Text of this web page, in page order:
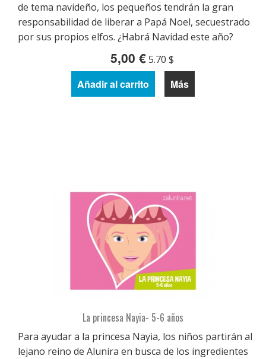
de tema navideño, los pequeños tendrán la gran
responsabilidad de liberar a Papá Noel, secuestrado
por sus propios elfos. ¿Habrá Navidad este año?
5,00 € 5.70 $
Añadir al carrito Más
La princesa Nayia- 5-6 años
Para ayudar a la princesa Nayia, los niños partirán al
lejano reino de Alunira en busca de los ingredientes